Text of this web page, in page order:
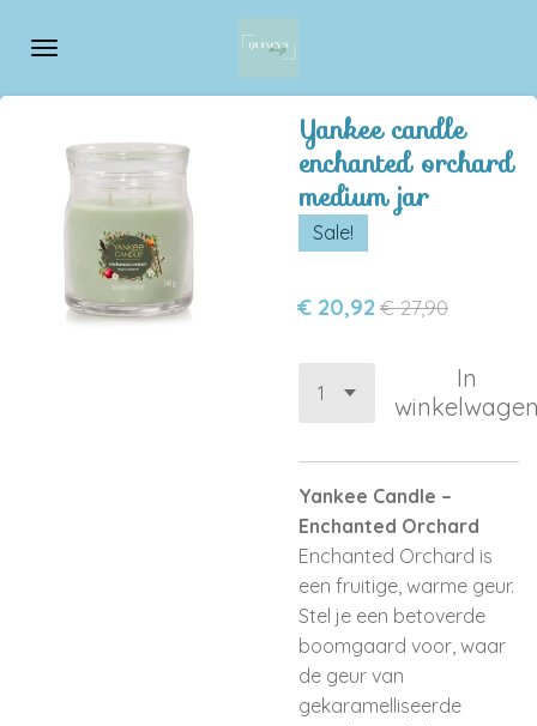
direct
hoofdinhoud
Yankee candle
enchanted orchard
medium jar
Sale!
€ 20,92€ 27,90
In
Yankee Candle –
Enchanted Orchard
Enchanted Orchard is
een fruitige, warme geur.
Stel je een betoverde
boomgaard voor, waar
de geur van
gekaramelliseerde